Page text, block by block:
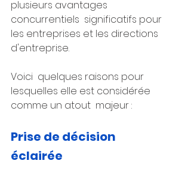
plusieurs avantages
concurrentiels  significatifs pour
les entreprises et les directions
d'entreprise.
Voici  quelques raisons pour
lesquelles elle est considérée
comme un atout  majeur :
Prise de décision
éclairée